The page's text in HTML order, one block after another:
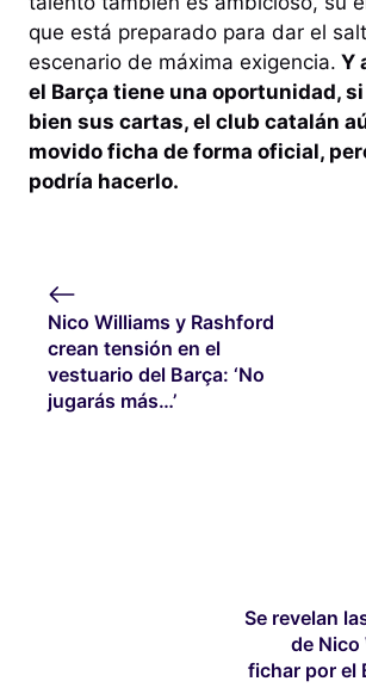
que está preparado para dar el
escenario de máxima exigencia. Y
el Barça tiene una oportunidad,
bien sus cartas, el club catalán
movido ficha de forma oficial,
podría hacerlo.
Nico Williams y Rashford
crean tensión en el
vestuario del Barça: ‘No
jugarás más…’
Se revelan
de Nico
fichar por el